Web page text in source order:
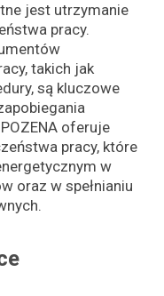
jest utrzymanie
pracy.
takich jak
są kluczowe
oferuje
pracy, które
w
oraz w spełnianiu